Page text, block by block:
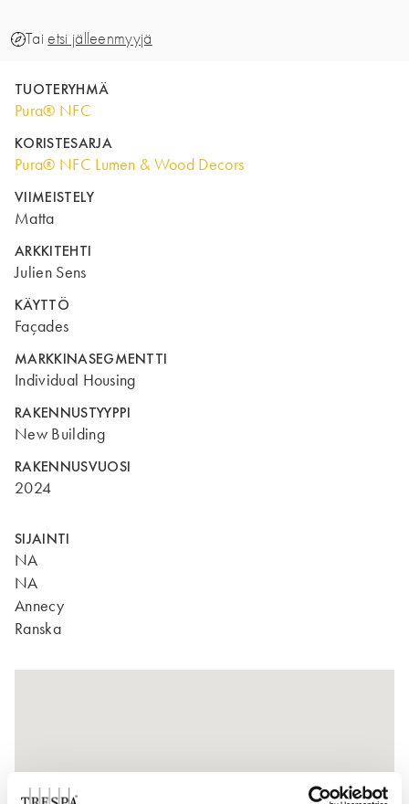
Taietsi jälleenmyyjä
TUOTERYHMÄ
Pura® NFC
KORISTESARJA
Pura® NFC Lumen & Wood Decors
VIIMEISTELY
Matta
ARKKITEHTI
Julien Sens
KÄYTTÖ
Façades
MARKKINASEGMENTTI
Individual Housing
RAKENNUSTYYPPI
New Building
RAKENNUSVUOSI
2024
SIJAINTI
NA
NA
Annecy
Ranska